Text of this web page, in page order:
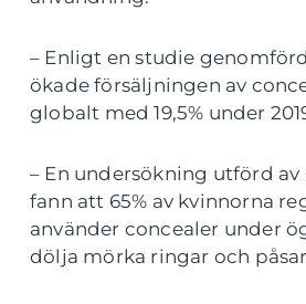
– Enligt en studie
ökade försäljningen av
globalt med 19,5% under
– En undersökning utförd av
fann att 65% av kvinnorna
använder concealer under
dölja mörka ringar och